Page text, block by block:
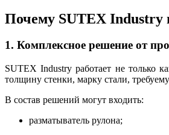
Почему SUTEX Industry
1. Комплексное решение от
SUTEX Industry работает не только
толщину стенки, марку стали,
В состав решений могут входить:
разматыватель рулона;